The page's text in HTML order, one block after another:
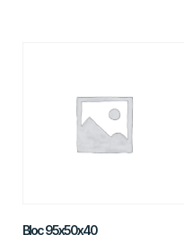
Bloc 95x50x40